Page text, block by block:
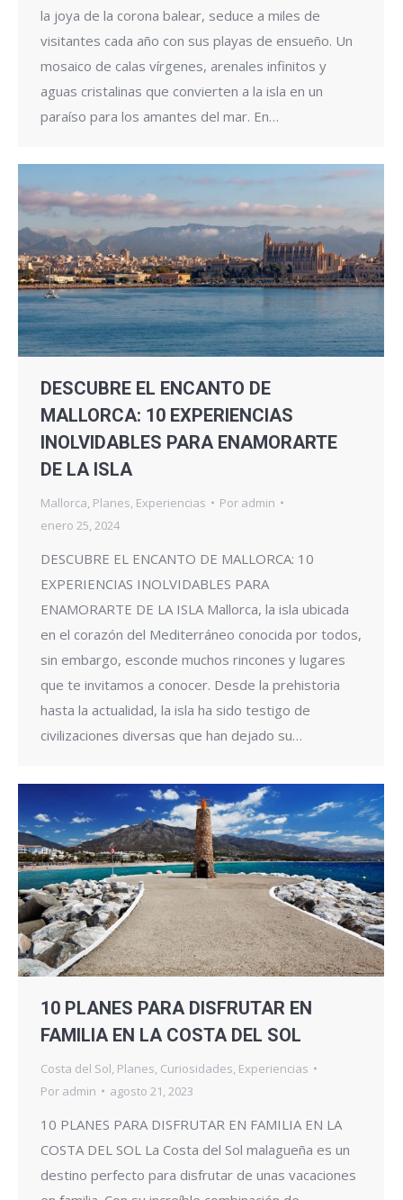
la joya de la corona balear, seduce a miles de
visitantes cada año con sus playas de ensueño. Un
mosaico de calas vírgenes, arenales infinitos y
aguas cristalinas que convierten a la isla en un
paraíso para los amantes del mar. En…
DESCUBRE EL ENCANTO DE
MALLORCA: 10 EXPERIENCIAS
INOLVIDABLES PARA ENAMORARTE
DE LA ISLA
Mallorca Planes Experiencias Por admin
enero 25, 2024
DESCUBRE EL ENCANTO DE MALLORCA: 10
EXPERIENCIAS INOLVIDABLES PARA
ENAMORARTE DE LA ISLA Mallorca, la isla ubicada
en el corazón del Mediterráneo conocida por todos,
sin embargo, esconde muchos rincones y lugares
que te invitamos a conocer. Desde la prehistoria
hasta la actualidad, la isla ha sido testigo de
civilizaciones diversas que han dejado su…
10 PLANES PARA DISFRUTAR EN
FAMILIA EN LA COSTA DEL SOL
Costa del Sol Planes Curiosidades Experiencias
Por admin agosto 21, 2023
10 PLANES PARA DISFRUTAR EN FAMILIA EN LA
COSTA DEL SOL La Costa del Sol malagueña es un
destino perfecto para disfrutar de unas vacaciones